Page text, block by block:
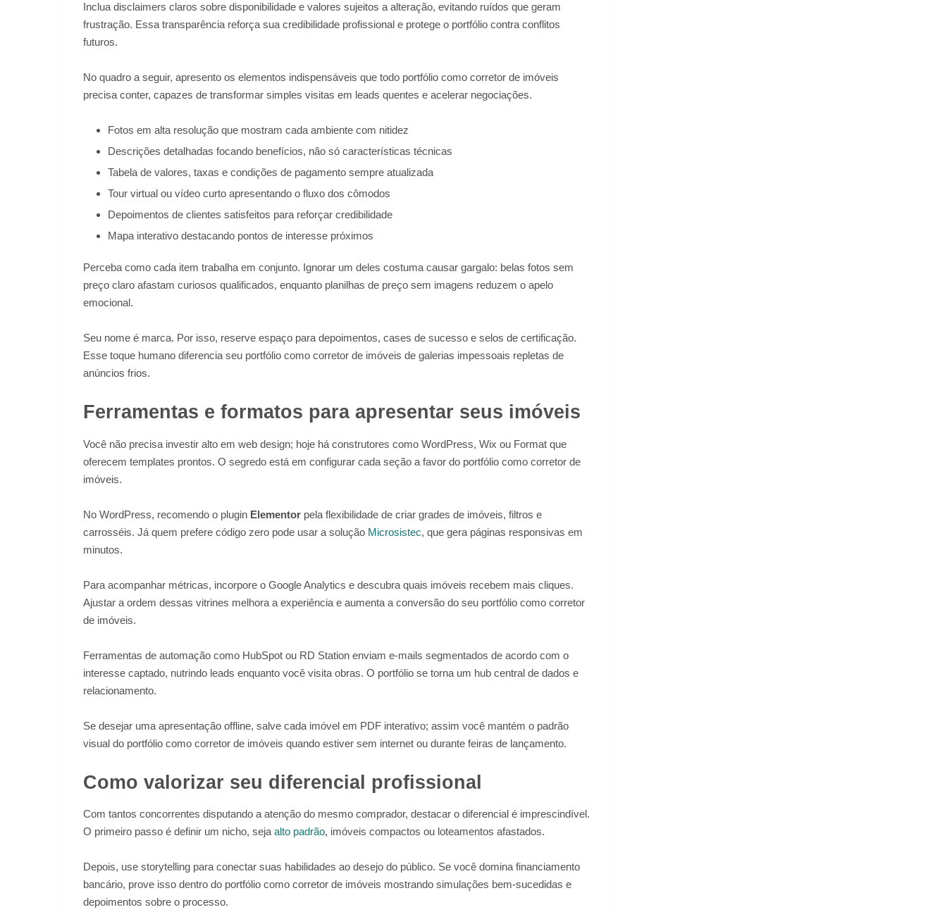
Inclua disclaimers claros sobre disponibilidade e valores sujeitos a alteração, evitando ruídos que geram
frustração. Essa transparência reforça sua credibilidade profissional e protege o portfólio contra conflitos
futuros.
No quadro a seguir, apresento os elementos indispensáveis que todo portfólio como corretor de imóveis
precisa conter, capazes de transformar simples visitas em leads quentes e acelerar negociações.
Fotos em alta resolução que mostram cada ambiente com nitidez
Descrições detalhadas focando benefícios, não só características técnicas
Tabela de valores, taxas e condições de pagamento sempre atualizada
Tour virtual ou vídeo curto apresentando o fluxo dos cômodos
Depoimentos de clientes satisfeitos para reforçar credibilidade
Mapa interativo destacando pontos de interesse próximos
Perceba como cada item trabalha em conjunto. Ignorar um deles costuma causar gargalo: belas fotos sem
preço claro afastam curiosos qualificados, enquanto planilhas de preço sem imagens reduzem o apelo
emocional.
Seu nome é marca. Por isso, reserve espaço para depoimentos, cases de sucesso e selos de certificação.
Esse toque humano diferencia seu portfólio como corretor de imóveis de galerias impessoais repletas de
anúncios frios.
Ferramentas e formatos para apresentar seus imóveis
Você não precisa investir alto em web design; hoje há construtores como WordPress, Wix ou Format que
oferecem templates prontos. O segredo está em configurar cada seção a favor do portfólio como corretor de
imóveis.
No WordPress, recomendo o plugin Elementor pela flexibilidade de criar grades de imóveis, filtros e
carrosséis. Já quem prefere código zero pode usar a solução Microsistec, que gera páginas responsivas em
minutos.
Para acompanhar métricas, incorpore o Google Analytics e descubra quais imóveis recebem mais cliques.
Ajustar a ordem dessas vitrines melhora a experiência e aumenta a conversão do seu portfólio como corretor
de imóveis.
Ferramentas de automação como HubSpot ou RD Station enviam e-mails segmentados de acordo com o
interesse captado, nutrindo leads enquanto você visita obras. O portfólio se torna um hub central de dados e
relacionamento.
Se desejar uma apresentação offline, salve cada imóvel em PDF interativo; assim você mantém o padrão
visual do portfólio como corretor de imóveis quando estiver sem internet ou durante feiras de lançamento.
Como valorizar seu diferencial profissional
Com tantos concorrentes disputando a atenção do mesmo comprador, destacar o diferencial é imprescindível.
O primeiro passo é definir um nicho, seja alto padrão, imóveis compactos ou loteamentos afastados.
Depois, use storytelling para conectar suas habilidades ao desejo do público. Se você domina financiamento
bancário, prove isso dentro do portfólio como corretor de imóveis mostrando simulações bem-sucedidas e
depoimentos sobre o processo.